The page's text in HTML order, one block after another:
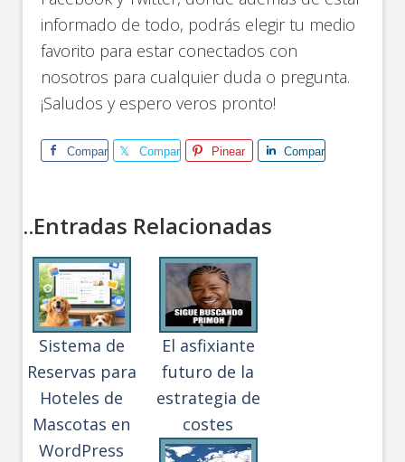
informado de todo, podrás elegir tu medio
favorito para estar conectados con
nosotros para cualquier duda o pregunta.
¡Saludos y espero veros pronto!
Comparte Comparte Pinear Comparte
..Entradas Relacionadas
Sistema de
Reservas para
Hoteles de
Mascotas en
WordPress
El asfixiante
futuro de la
estrategia de
costes